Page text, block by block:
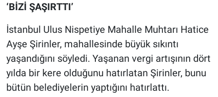
‘BİZİ ŞAŞIRTTI’
İstanbul Ulus Nispetiye Mahalle Muhtarı Hatice
Ayşe Şirinler, mahallesinde büyük sıkıntı
yaşandığını söyledi. Yaşanan vergi artışının dört
yılda bir kere olduğunu hatırlatan Şirinler, bunu
bütün belediyelerin yaptığını hatırlattı.
Türkiye'nin Gündemi
Yerel Gündem
Yerel Yaşam